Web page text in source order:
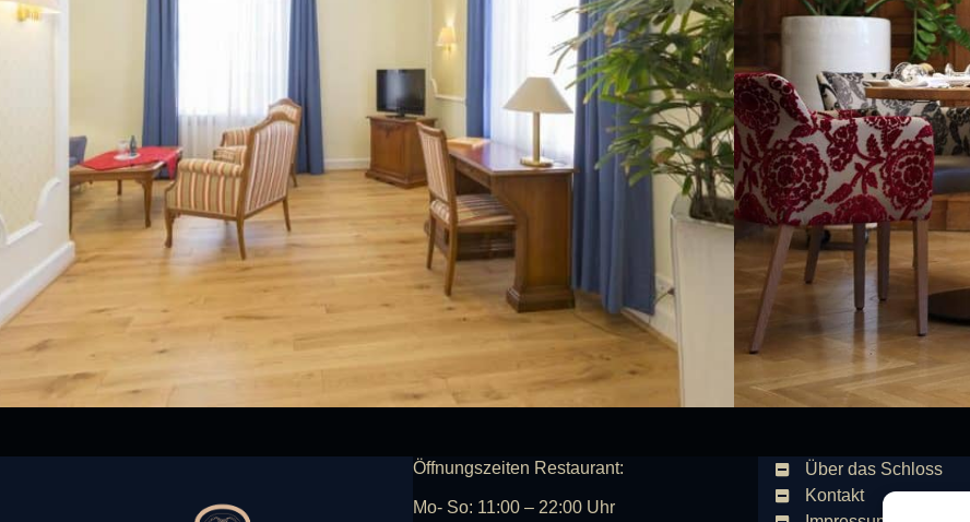
Öffnungszeiten Restaurant:
Mo- So: 11:00 – 22:00 Uhr
Über das Schloss
Kontakt